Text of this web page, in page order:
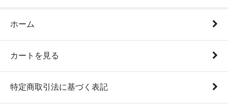
ホーム
カートを見る
特定商取引法に基づく表記